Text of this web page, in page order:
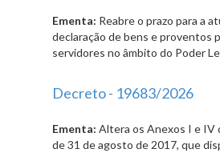
Ementa: Reabre o prazo para a
declaração de bens e proventos
servidores no âmbito do Poder
Decreto - 19683/2026
Ementa: Altera os Anexos I e IV
de 31 de agosto de 2017, que